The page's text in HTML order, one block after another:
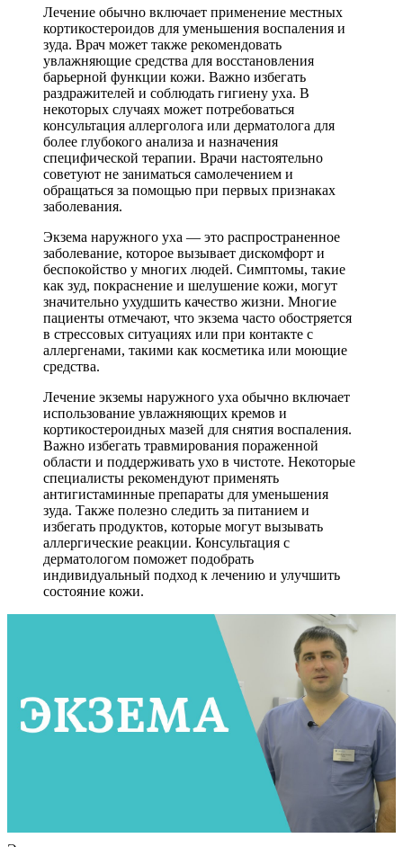
Лечение обычно включает применение местных
кортикостероидов для уменьшения воспаления и
зуда. Врач может также рекомендовать
увлажняющие средства для восстановления
барьерной функции кожи. Важно избегать
раздражителей и соблюдать гигиену уха. В
некоторых случаях может потребоваться
консультация аллерголога или дерматолога для
более глубокого анализа и назначения
специфической терапии. Врачи настоятельно
советуют не заниматься самолечением и
обращаться за помощью при первых признаках
заболевания.
Экзема наружного уха — это распространенное
заболевание, которое вызывает дискомфорт и
беспокойство у многих людей. Симптомы, такие
как зуд, покраснение и шелушение кожи, могут
значительно ухудшить качество жизни. Многие
пациенты отмечают, что экзема часто обостряется
в стрессовых ситуациях или при контакте с
аллергенами, такими как косметика или моющие
средства.
Лечение экземы наружного уха обычно включает
использование увлажняющих кремов и
кортикостероидных мазей для снятия воспаления.
Важно избегать травмирования пораженной
области и поддерживать ухо в чистоте. Некоторые
специалисты рекомендуют применять
антигистаминные препараты для уменьшения
зуда. Также полезно следить за питанием и
избегать продуктов, которые могут вызывать
аллергические реакции. Консультация с
дерматологом поможет подобрать
индивидуальный подход к лечению и улучшить
состояние кожи.